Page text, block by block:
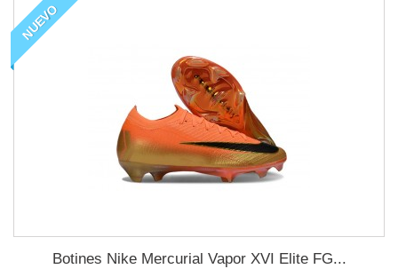
NUEVO
Botines Nike Mercurial Vapor XVI Elite FG...